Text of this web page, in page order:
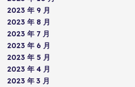
2023 年 9 月
2023 年 8 月
2023 年 7 月
2023 年 6 月
2023 年 5 月
2023 年 4 月
2023 年 3 月